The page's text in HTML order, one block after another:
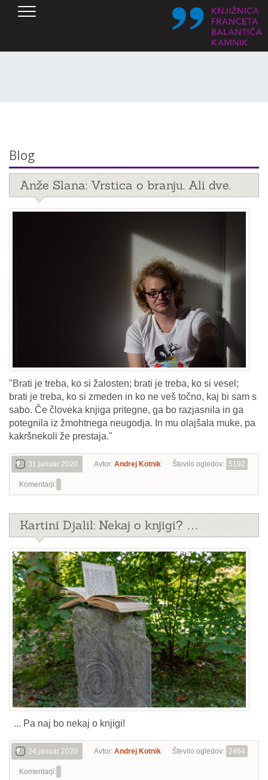
Blog
Anže Slana: Vrstica o branju. Ali dve.
"Brati je treba, ko si žalosten; brati je treba, ko si vesel;
brati je treba, ko si zmeden in ko ne veš točno, kaj bi sam s
sabo. Če človeka knjiga pritegne, ga bo razjasnila in ga
potegnila iz žmohtnega neugodja. In mu olajšala muke, pa
kakršnekoli že prestaja."
31 januar 2020 Avtor: Andrej Kotnik Število ogledov: 5192
Komentarji:
Kartini Djalil: Nekaj o knjigi? …
... Pa naj bo nekaj o knjigi!
24 januar 2020 Avtor: Andrej Kotnik Število ogledov: 2464
Komentarji: